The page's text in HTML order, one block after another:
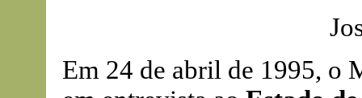
Em 24 de abril de 1995, o